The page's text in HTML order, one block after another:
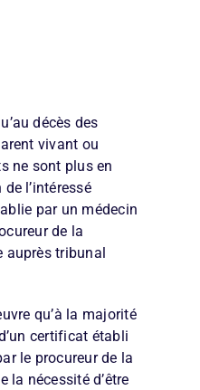
décès des
vivant ou
ne sont plus en
l’intéressé
par un médecin
de la
auprès tribunal
qu’à la majorité
certificat établi
le procureur de la
la nécessité d’être